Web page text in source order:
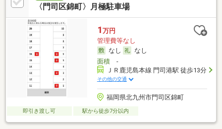
〈門司区錦町〉月極駐車場
1 万円
管理費等なし
なし
なし
面積-
ＪＲ鹿児島本線 門司港駅 徒歩13分
その他の交通
福岡県北九州市門司区錦町
即引き渡し可 駅から徒歩7分以内